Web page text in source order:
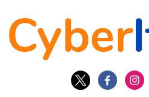
contenuto